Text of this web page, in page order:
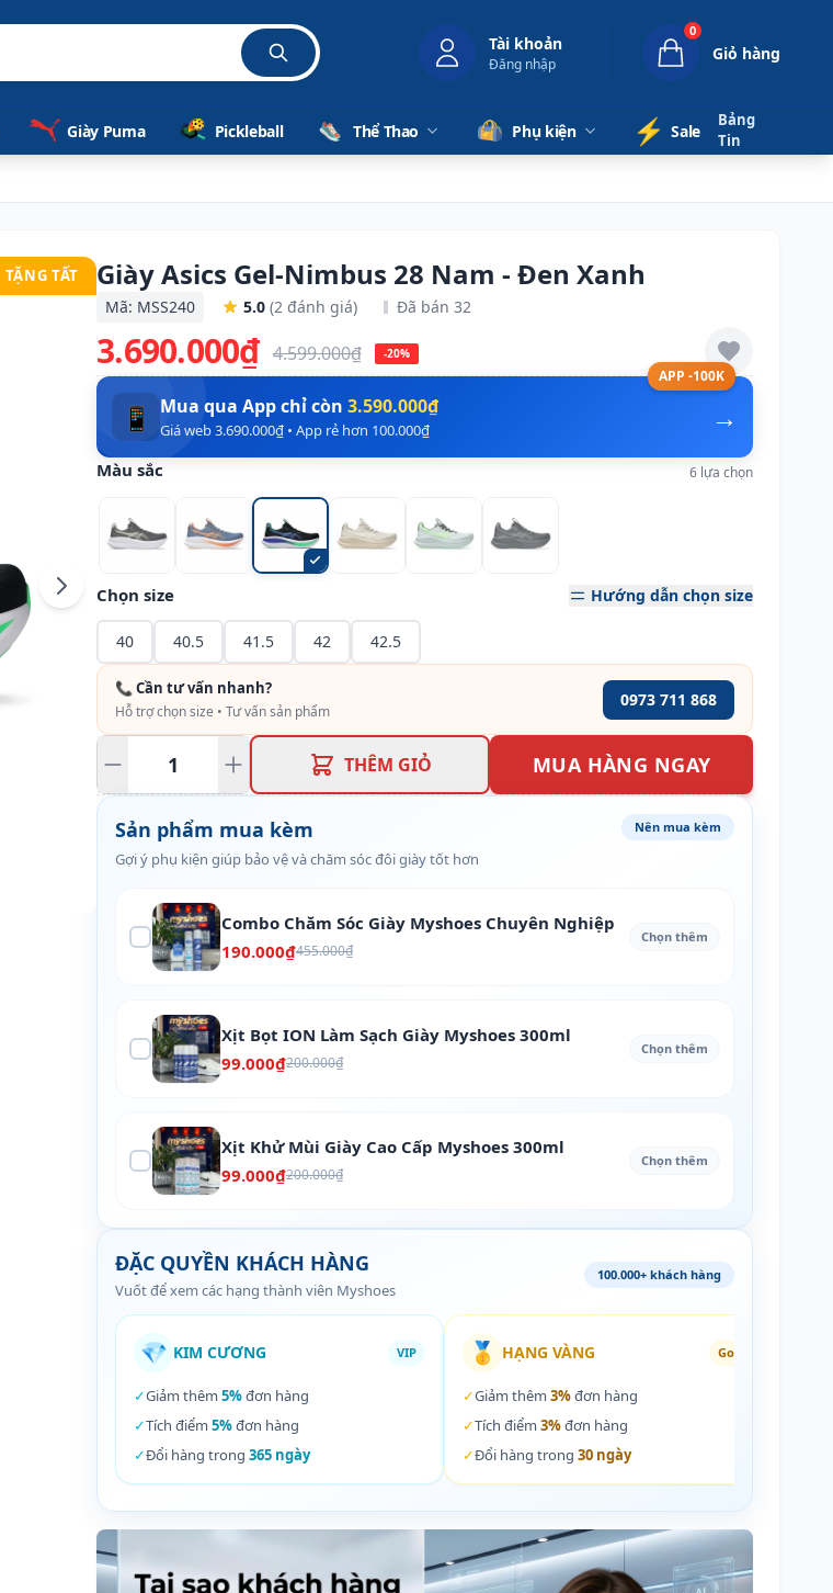
Tài khoản
Đăng nhập
0
Giỏ hàng
Giày Puma Pickleball Thể Thao Phụ kiện ⚡️ Sale
Bảng
Tin
TẶNG TẤT Giày Asics Gel-Nimbus 28 Nam - Đen Xanh
Mã: MSS240 5.0 (2 đánh giá) Đã bán 32
3.690.000₫ 4.599.000₫ -20%
APP -100K
→
📱 Mua qua App chỉ còn 3.590.000₫
Giá web 3.690.000₫ • App rẻ hơn 100.000₫
Màu sắc 6 lựa chọn
Chọn size Hướng dẫn chọn size
40 40.5 41.5 42 42.5
📞 Cần tư vấn nhanh?
Hỗ trợ chọn size • Tư vấn sản phẩm
0973 711 868
THÊM GIỎ MUA HÀNG NGAY
Sản phẩm mua kèm
Gợi ý phụ kiện giúp bảo vệ và chăm sóc đôi giày tốt hơn
Nên mua kèm
Combo Chăm Sóc Giày Myshoes Chuyên Nghiệp
190.000₫455.000₫
Chọn thêm
Xịt Bọt ION Làm Sạch Giày Myshoes 300ml
99.000₫200.000₫
Chọn thêm
Xịt Khử Mùi Giày Cao Cấp Myshoes 300ml
99.000₫200.000₫
Chọn thêm
ĐẶC QUYỀN KHÁCH HÀNG
Vuốt để xem các hạng thành viên Myshoes
100.000+ khách hàng
💎 KIM CƯƠNG VIP
✓Giảm thêm 5%đơn hàng
✓Tích điểm 5%đơn hàng
✓Đổi hàng trong 365 ngày
🥇 HẠNG VÀNG Gold
✓Giảm thêm 3%đơn hàng
✓Tích điểm 3%đơn hàng
✓Đổi hàng trong 30 ngày